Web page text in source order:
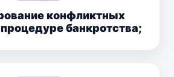
конфликтных
банкротства;